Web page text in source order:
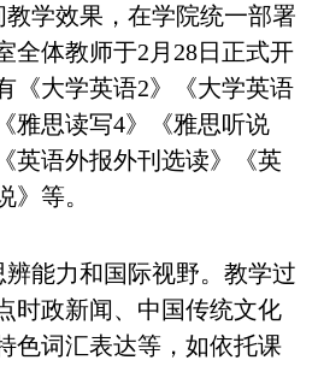
学效果，在学院统一部署
全体教师于2月28日正式开
《大学英语2》《大学英语
雅思读写4》《雅思听说
英语外报外刊选读》《英
》等。
能力和国际视野。教学过
时政新闻、中国传统文化
色词汇表达等，如依托课